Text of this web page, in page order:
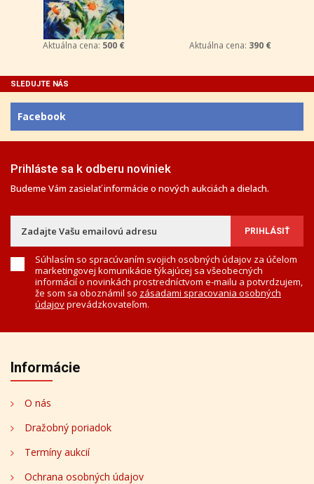
Aktuálna cena: 500 € Aktuálna cena: 390 €
SLEDUJTE NÁS
Facebook
Prihláste sa k odberu noviniek
Budeme Vám zasielať informácie o nových aukciách a dielach.
Súhlasím so spracúvaním svojich osobných údajov za účelom
marketingovej komunikácie týkajúcej sa všeobecných
informácií o novinkách prostredníctvom e-mailu a potvrdzujem,
že som sa oboznámil so zásadami spracovania osobných
údajovprevádzkovateľom.
Informácie
O nás
Dražobný poriadok
Termíny aukcií
Ochrana osobných údajov